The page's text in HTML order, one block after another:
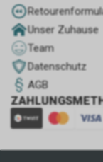
Unser Zuhause
Team
Datenschutz
AGB